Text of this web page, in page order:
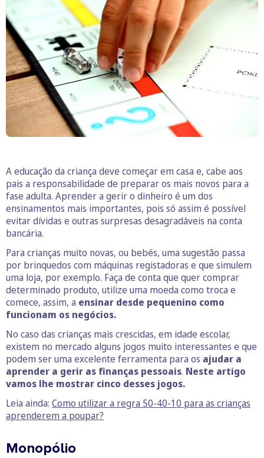
A educação da criança deve começar em casa e, cabe aos
pais a responsabilidade de preparar os mais novos para a
fase adulta. Aprender a gerir o dinheiro é um dos
ensinamentos mais importantes, pois só assim é possível
evitar dívidas e outras surpresas desagradáveis na conta
bancária.
Para crianças muito novas, ou bebés, uma sugestão passa
por brinquedos com máquinas registadoras e que simulem
uma loja, por exemplo. Faça de conta que quer comprar
determinado produto, utilize uma moeda como troca e
comece, assim, a ensinar desde pequenino como
funcionam os negócios.
No caso das crianças mais crescidas, em idade escolar,
existem no mercado alguns jogos muito interessantes e que
podem ser uma excelente ferramenta para os ajudar a
aprender a gerir as finanças pessoais. Neste artigo
vamos lhe mostrar cinco desses jogos.
Leia ainda: Como utilizar a regra 50-40-10 para as crianças
aprenderem a poupar?
Monopólio